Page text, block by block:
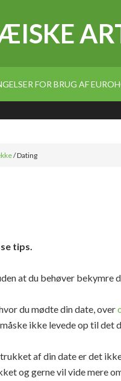
FOR BRUG AF
/Dating
tips.
at du behøver bekymre
du mødte din date, over
ikke levede op til
af din date er det
og gerne vil vide mere